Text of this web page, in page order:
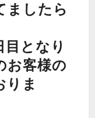
ましたら
となり
お客様の
りま